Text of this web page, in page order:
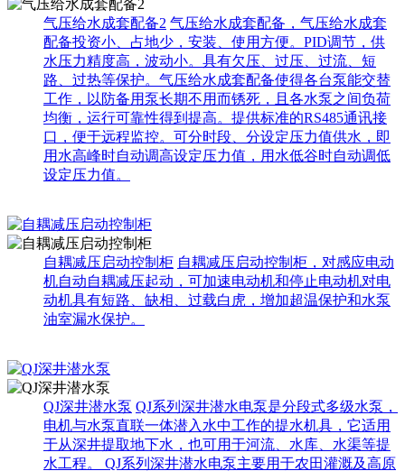
气压给水成套配备2 气压给水成套配备，气压给水成套
配备投资小、占地少，安装、使用方便。PID调节，供
水压力精度高，波动小。具有欠压、过压、过流、短
路、过热等保护。气压给水成套配备使得各台泵能交替
工作，以防备用泵长期不用而锈死，且各水泵之间负荷
均衡，运行可靠性得到提高。提供标准的RS485通讯接
口，便于远程监控。可分时段、分设定压力值供水，即
用水高峰时自动调高设定压力值，用水低谷时自动调低
设定压力值。
自耦减压启动控制柜 自耦减压启动控制柜，对感应电动
机自动自耦减压起动，可加速电动机和停止电动机对电
动机具有短路、缺相、过载白虎，增加超温保护和水泵
油室漏水保护。
QJ深井潜水泵 QJ系列深井潜水电泵是分段式多级水泵，
电机与水泵直联一体潜入水中工作的提水机具，它适用
于从深井提取地下水，也可用于河流、水库、水渠等提
水工程。 QJ系列深井潜水电泵主要用于农田灌溉及高原